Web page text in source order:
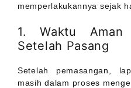
memperlakukannya sejak
1. Waktu Aman
Setelah Pasang
Setelah pemasangan,
masih dalam proses